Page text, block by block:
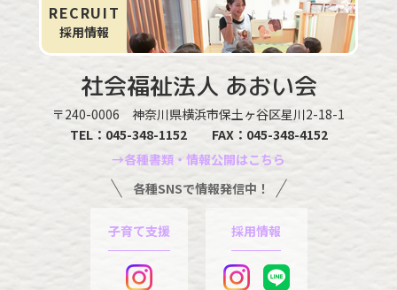
社会福祉法人 あおい会
〒240-0006 神奈川県横浜市保土ヶ谷区星川2-18-1
TEL： 045-348-1152
FAX：045-348-4152
→各種書類・情報公開はこちら
各種SNSで情報発信中！
子育て支援 採用情報
RECRUIT
採用情報